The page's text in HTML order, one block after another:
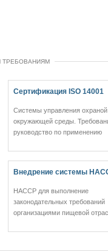
ТРЕБОВАНИЯМ
Сертификация ISO 14001
Системы управления охраной
окружающей среды.
руководство по применению
Внедрение системы
НАССР для выполнение
законодательных требований
организациями пищевой